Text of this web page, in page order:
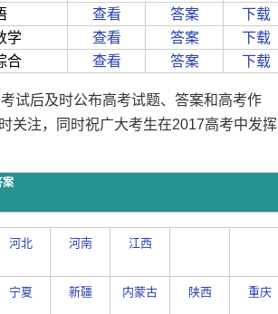
查看 答案
下载
学 查看 答案
下载
合 查看 答案 下载
试后及时公布高考试题、答案和高考作
关注，同时祝广大考生在2017高考中发挥
案
河北 河南 江西
宁夏 新疆 内蒙古 陕西 重庆